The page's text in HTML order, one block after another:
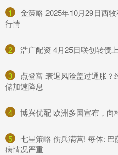
1
金策略 2025年10月29日西
行情
2 浩广配资 4月25日联创转债
3
点登富 衰退风险盖过通胀
储加速降息
4 博兴优配 欧洲多国宣布，向
5
七星策略 伤兵满营! 每体:
病情况严重